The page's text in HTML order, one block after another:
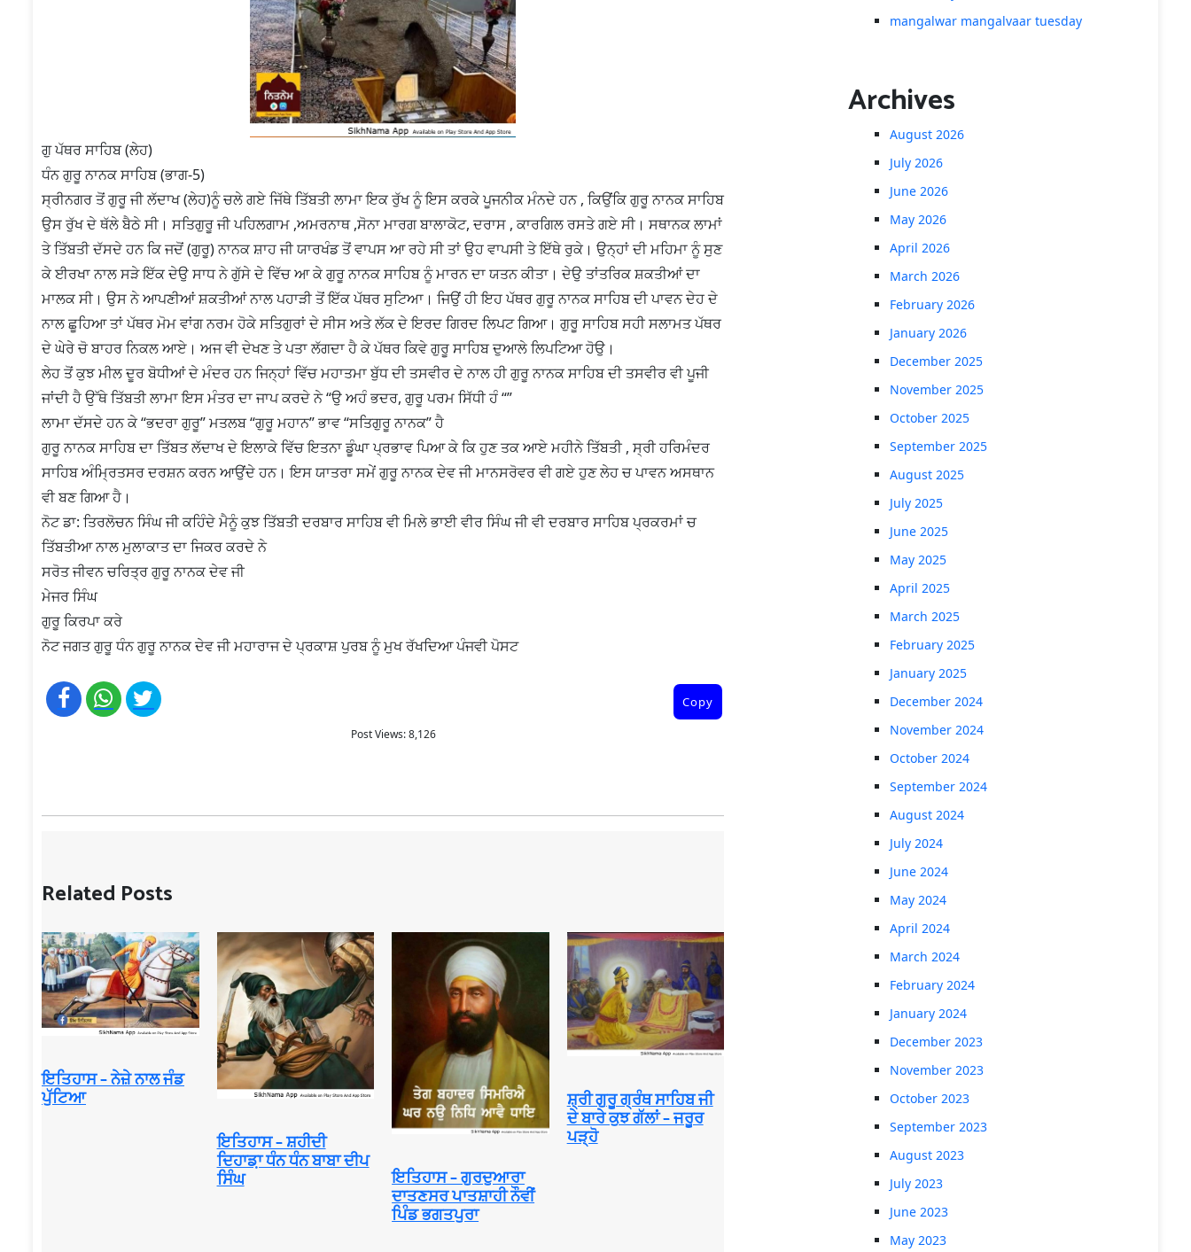
ਗੁ ਪੱਥਰ ਸਾਹਿਬ (ਲੇਹ)
ਧੰਨ ਗੁਰੂ ਨਾਨਕ ਸਾਹਿਬ (ਭਾਗ-5)
ਸ੍ਰੀਨਗਰ ਤੋਂ ਗੁਰੂ ਜੀ ਲੱਦਾਖ (ਲੇਹ)ਨੂੰ ਚਲੇ ਗਏ ਜਿੱਥੇ ਤਿੱਬਤੀ ਲਾਮਾ ਇਕ ਰੁੱਖ ਨੂੰ ਇਸ ਕਰਕੇ ਪੂਜਨੀਕ ਮੰਨਦੇ ਹਨ , ਕਿਉਂਕਿ ਗੁਰੂ ਨਾਨਕ ਸਾਹਿਬ
ਉਸ ਰੁੱਖ ਦੇ ਥੱਲੇ ਬੈਠੇ ਸੀ। ਸਤਿਗੁਰੂ ਜੀ ਪਹਿਲਗਾਮ ,ਅਮਰਨਾਥ ,ਸੋਨਾ ਮਾਰਗ ਬਾਲਾਕੋਟ, ਦਰਾਸ , ਕਾਰਗਿਲ ਰਸਤੇ ਗਏ ਸੀ। ਸਥਾਨਕ ਲਾਮਾਂ
ਤੇ ਤਿੱਬਤੀ ਦੱਸਦੇ ਹਨ ਕਿ ਜਦੋਂ (ਗੁਰੂ) ਨਾਨਕ ਸ਼ਾਹ ਜੀ ਯਾਰਖੰਡ ਤੋਂ ਵਾਪਸ ਆ ਰਹੇ ਸੀ ਤਾਂ ਉਹ ਵਾਪਸੀ ਤੇ ਇੱਥੇ ਰੁਕੇ। ਉਨ੍ਹਾਂ ਦੀ ਮਹਿਮਾ ਨੂੰ ਸੁਣ
ਕੇ ਈਰਖਾ ਨਾਲ ਸੜੇ ਇੱਕ ਦੇਉ ਸਾਧ ਨੇ ਗੁੱਸੇ ਦੇ ਵਿੱਚ ਆ ਕੇ ਗੁਰੂ ਨਾਨਕ ਸਾਹਿਬ ਨੂੰ ਮਾਰਨ ਦਾ ਯਤਨ ਕੀਤਾ। ਦੇਉ ਤਾਂਤਰਿਕ ਸ਼ਕਤੀਆਂ ਦਾ
ਮਾਲਕ ਸੀ। ਉਸ ਨੇ ਆਪਣੀਆਂ ਸ਼ਕਤੀਆਂ ਨਾਲ ਪਹਾੜੀ ਤੋਂ ਇੱਕ ਪੱਥਰ ਸੁਟਿਅ‍ਾ। ਜਿਉਂ ਹੀ ਇਹ ਪੱਥਰ ਗੁਰੂ ਨਾਨਕ ਸਾਹਿਬ ਦੀ ਪਾਵਨ ਦੇਹ ਦੇ
ਨਾਲ ਛੂਹਿਆ ਤਾਂ ਪੱਥਰ ਮੋਮ ਵਾਂਗ ਨਰਮ ਹੋਕੇ ਸਤਿਗੁਰਾਂ ਦੇ ਸੀਸ ਅਤੇ ਲੱਕ ਦੇ ਇਰਦ ਗਿਰਦ ਲਿਪਟ ਗਿਆ। ਗੁਰੂ ਸਾਹਿਬ ਸਹੀ ਸਲਾਮਤ ਪੱਥਰ
ਦੇ ਘੇਰੇ ਚੋ ਬਾਹਰ ਨਿਕਲ ਆਏ। ਅਜ ਵੀ ਦੇਖਣ ਤੇ ਪਤਾ ਲੱਗਦਾ ਹੈ ਕੇ ਪੱਥਰ ਕਿਵੇ ਗੁਰੂ ਸਾਹਿਬ ਦੁਆਲੇ ਲਿਪਟਿਆ ਹੋਉ।
ਲੇਹ ਤੋਂ ਕੁਝ ਮੀਲ ਦੂਰ ਬੋਧੀਆਂ ਦੇ ਮੰਦਰ ਹਨ ਜਿਨ੍ਹਾਂ ਵਿੱਚ ਮਹਾਤਮਾ ਬੁੱਧ ਦੀ ਤਸਵੀਰ ਦੇ ਨਾਲ ਹੀ ਗੁਰੂ ਨਾਨਕ ਸਾਹਿਬ ਦੀ ਤਸਵੀਰ ਵੀ ਪੂਜੀ
ਜਾਂਦੀ ਹੈ ਉੱਥੇ ਤਿੱਬਤੀ ਲਾਮਾ ਇਸ ਮੰਤਰ ਦਾ ਜਾਪ ਕਰਦੇ ਨੇ “ਉ ਅਹੰ ਭਦਰ, ਗੁਰੂ ਪਰਮ ਸਿੱਧੀ ਹੰ “”
ਲਾਮਾ ਦੱਸਦੇ ਹਨ ਕੇ “ਭਦਰਾ ਗੁਰੂ” ਮਤਲਬ “ਗੁਰੂ ਮਹਾਨ” ਭਾਵ “ਸਤਿਗੁਰੂ ਨਾਨਕ” ਹੈ
ਗੁਰੂ ਨਾਨਕ ਸਾਹਿਬ ਦਾ ਤਿੱਬਤ ਲੱਦਾਖ ਦੇ ਇਲਾਕੇ ਵਿੱਚ ਇਤਨਾ ਡੂੰਘਾ ਪ੍ਰਭਾਵ ਪਿਆ ਕੇ ਕਿ ਹੁਣ ਤਕ ਆਏ ਮਹੀਨੇ ਤਿੱਬਤੀ , ਸ੍ਰੀ ਹਰਿਮੰਦਰ
ਸਾਹਿਬ ਅੰਮ੍ਰਿਤਸਰ ਦਰਸ਼ਨ ਕਰਨ ਆਉਂਦੇ ਹਨ। ਇਸ ਯਾਤਰਾ ਸਮੇਂ ਗੁਰੂ ਨਾਨਕ ਦੇਵ ਜੀ ਮਾਨਸਰੋਵਰ ਵੀ ਗਏ ਹੁਣ ਲੇਹ ਚ ਪਾਵਨ ਅਸਥਾਨ
ਵੀ ਬਣ ਗਿਆ ਹੈ।
ਨੋਟ ਡਾ: ਤਿਰਲੋਚਨ ਸਿੰਘ ਜੀ ਕਹਿੰਦੇ ਮੈਨੂੰ ਕੁਝ ਤਿੱਬਤੀ ਦਰਬਾਰ ਸਾਹਿਬ ਵੀ ਮਿਲੇ ਭਾਈ ਵੀਰ ਸਿੰਘ ਜੀ ਵੀ ਦਰਬਾਰ ਸਾਹਿਬ ਪ੍ਰਕਰਮਾਂ ਚ
ਤਿੱਬਤੀਆ ਨਾਲ ਮੁਲਾਕਾਤ ਦਾ ਜਿਕਰ ਕਰਦੇ ਨੇ
ਸਰੋਤ ਜੀਵਨ ਚਰਿਤ੍ਰ ਗੁਰੂ ਨਾਨਕ ਦੇਵ ਜੀ
ਮੇਜਰ ਸਿੰਘ
ਗੁਰੂ ਕਿਰਪਾ ਕਰੇ
ਨੋਟ ਜਗਤ ਗੁਰੂ ਧੰਨ ਗੁਰੂ ਨਾਨਕ ਦੇਵ ਜੀ ਮਹਾਰਾਜ ਦੇ ਪ੍ਰਕਾਸ਼ ਪੁਰਬ ਨੂੰ ਮੁਖ ਰੱਖਦਿਆ ਪੰਜਵੀ ਪੋਸਟ
Copy
Post Views:8,126
Related Posts
ਇਤਿਹਾਸ – ਨੇਜ਼ੇ ਨਾਲ ਜੰਡ
ਪੁੱਟਿਆ
ਇਤਿਹਾਸ – ਸ਼ਹੀਦੀ
ਦਿਹਾਡ਼ਾ ਧੰਨ ਧੰਨ ਬਾਬਾ ਦੀਪ
ਸਿੰਘ ਇਤਿਹਾਸ – ਗੁਰਦੁਆਰਾ
ਦਾਤਣਸਰ ਪਾਤਸ਼ਾਹੀ ਨੌਵੀਂ
ਪਿੰਡ ਭਗਤਪੁਰਾ
ਸ਼੍ਰੀ ਗੁਰੂ ਗ੍ਰੰਥ ਸਾਹਿਬ ਜੀ
ਦੇ ਬਾਰੇ ਕੁਝ ਗੱਲਾਂ – ਜਰੂਰ
ਪੜ੍ਹੋ
mangalwar mangalvaar tuesday
Archives
August 2026
July 2026
June 2026
May 2026
April 2026
March 2026
February 2026
January 2026
December 2025
November 2025
October 2025
September 2025
August 2025
July 2025
June 2025
May 2025
April 2025
March 2025
February 2025
January 2025
December 2024
November 2024
October 2024
September 2024
August 2024
July 2024
June 2024
May 2024
April 2024
March 2024
February 2024
January 2024
December 2023
November 2023
October 2023
September 2023
August 2023
July 2023
June 2023
May 2023